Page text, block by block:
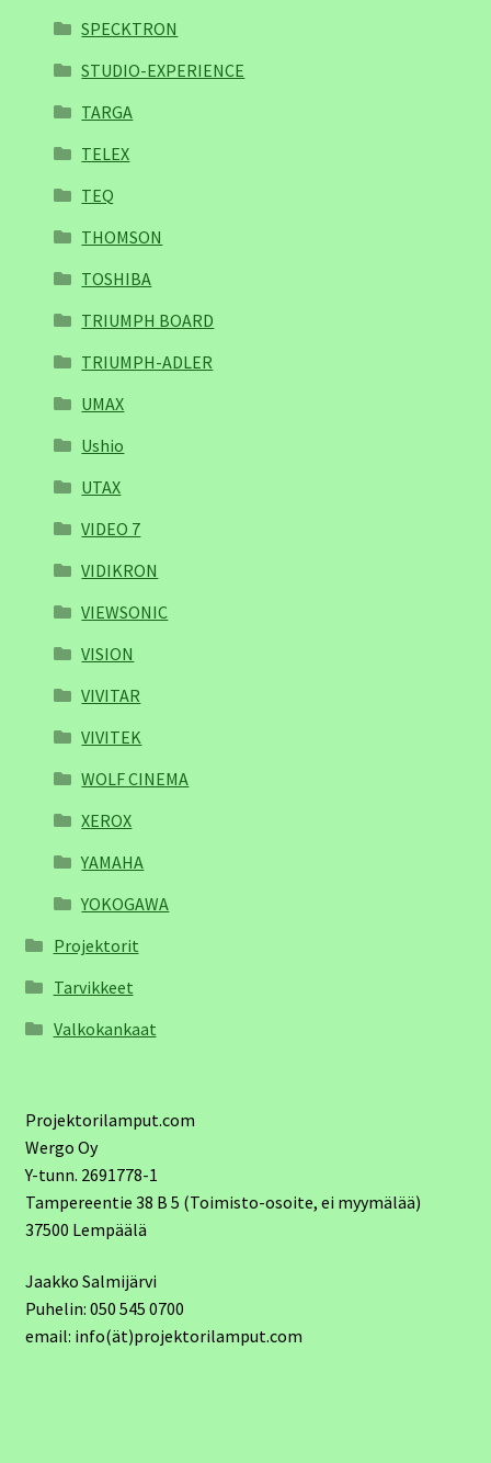
SPECKTRON
STUDIO-EXPERIENCE
TARGA
TELEX
TEQ
THOMSON
TOSHIBA
TRIUMPH BOARD
TRIUMPH-ADLER
UMAX
Ushio
UTAX
VIDEO 7
VIDIKRON
VIEWSONIC
VISION
VIVITAR
VIVITEK
WOLF CINEMA
XEROX
YAMAHA
YOKOGAWA
Projektorit
Tarvikkeet
Valkokankaat
Projektorilamput.com
Wergo Oy
Y-tunn. 2691778-1
Tampereentie 38 B 5 (Toimisto-osoite, ei myymälää)
37500 Lempäälä
Jaakko Salmijärvi
Puhelin: 050 545 0700
email: info(ät)projektorilamput.com